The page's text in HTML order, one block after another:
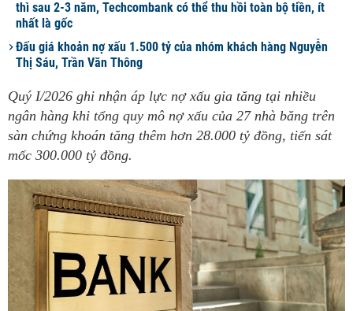
thì sau 2-3 năm, Techcombank có thể thu hồi toàn bộ tiền, ít
nhất là gốc
Đấu giá khoản nợ xấu 1.500 tỷ của nhóm khách hàng Nguyễn
Thị Sáu, Trần Văn Thông
Quý I/2026 ghi nhận áp lực nợ xấu gia tăng tại nhiều
ngân hàng khi tổng quy mô nợ xấu của 27 nhà băng trên
sàn chứng khoán tăng thêm hơn 28.000 tỷ đồng, tiến sát
mốc 300.000 tỷ đồng.